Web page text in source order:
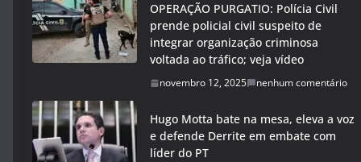
OPERAÇÃO PURGATIO: Polícia Civil
prende policial civil suspeito de
integrar organização criminosa
voltada ao tráfico; veja vídeo
novembro 12, 2025 nenhum comentário
Hugo Motta bate na mesa, eleva a voz
e defende Derrite em embate com
líder do PT